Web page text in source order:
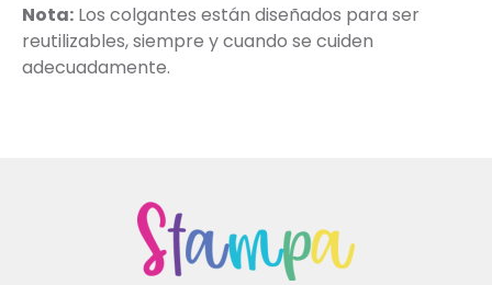
Nota: Los colgantes están diseñados para ser
reutilizables, siempre y cuando se cuiden
adecuadamente.